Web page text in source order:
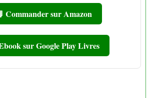
Commander sur Amazon
sur Google Play Livres